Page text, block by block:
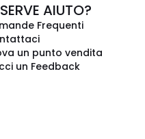
AIUTO?
Frequenti
un punto vendita
un Feedback